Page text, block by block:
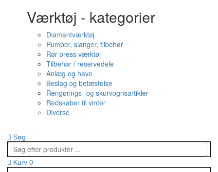
Værktøj - kategorier
Diamantværktøj
Pumper, slanger, tilbehør
Rør press værktøj
Tilbehør / reservedele
Anlæg og have
Beslag og befæstelse
Rengørings- og skurvognsartikler
Redskaber til vinter
Diverse
Søg
Kurv 0